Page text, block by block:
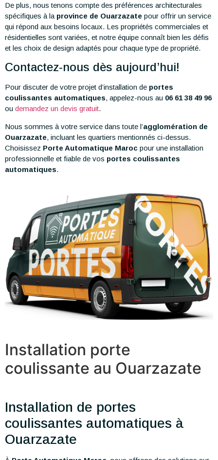
De plus, nous tenons compte des préférences architecturales
spécifiques à la province de Ouarzazate pour offrir un service
qui répond aux besoins locaux. Les propriétés commerciales et
résidentielles sont variées, et notre équipe connaît bien les défis
et les choix de design adaptés pour chaque type de propriété.
Contactez-nous dès aujourd’hui!
Pour discuter de votre projet d’installation de portes
coulissantes automatiques, appelez-nous au 06 61 38 49 96
ou demandez un devis gratuit.
Nous sommes à votre service dans toute l’agglomération de
Ouarzazate, incluant les quartiers mentionnés ci-dessus.
Choisissez Porte Automatique Maroc pour une installation
professionnelle et fiable de vos portes coulissantes
automatiques.
Installation porte
coulissante au Ouarzazate
Installation de portes
coulissantes automatiques à
Ouarzazate